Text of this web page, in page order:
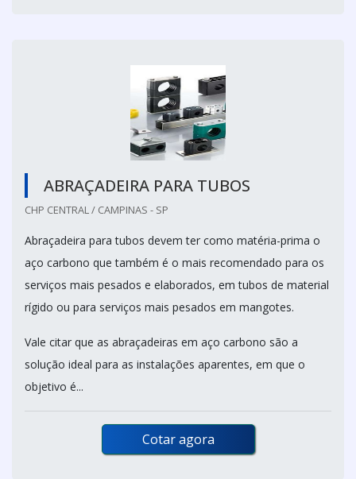
ABRAÇADEIRA PARA TUBOS
CHP CENTRAL / CAMPINAS - SP
Abraçadeira para tubos devem ter como matéria-prima o
aço carbono que também é o mais recomendado para os
serviços mais pesados e elaborados, em tubos de material
rígido ou para serviços mais pesados em mangotes.
Vale citar que as abraçadeiras em aço carbono são a
solução ideal para as instalações aparentes, em que o
objetivo é...
Cotar agora